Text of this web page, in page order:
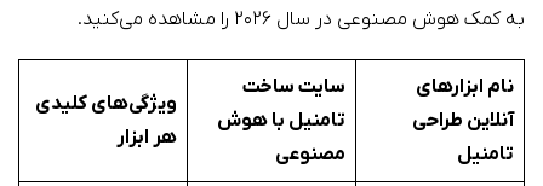
به کمک هوش مصنوعی در سال ۲۰۲۶ را مشاهده می‌کنید.
نام ابزارهای
آنلاین طراحی
تامنیل
سایت ساخت
تامنیل با هوش
مصنوعی
ویژگی‌های کلیدی
هر ابزار